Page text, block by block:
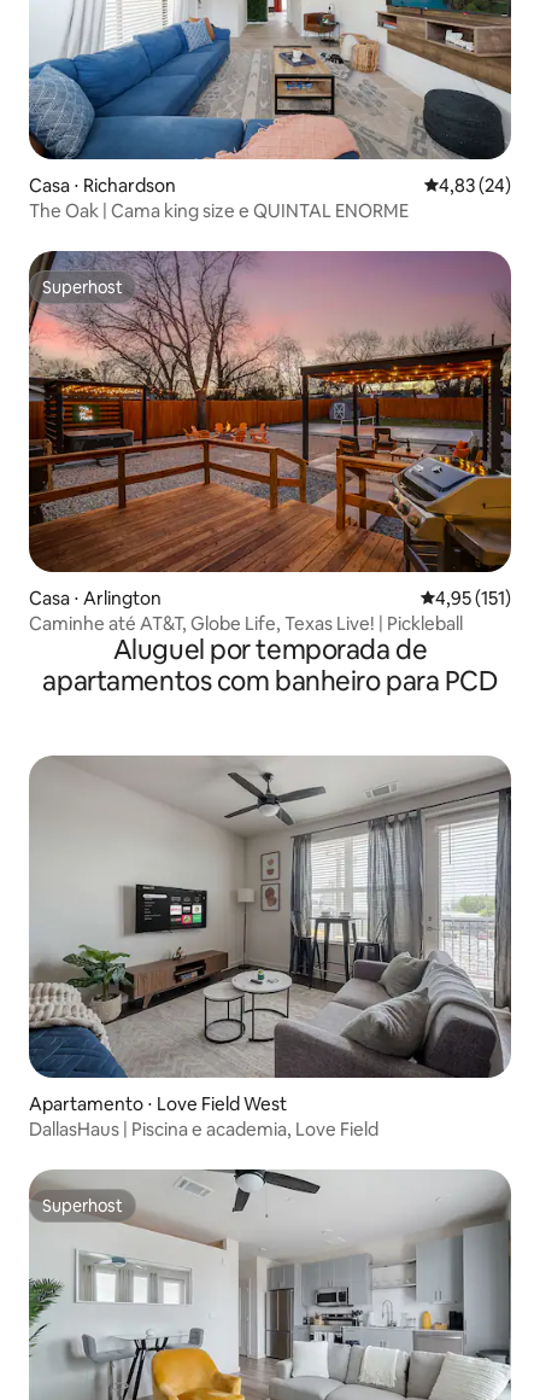
Casa ⋅ Richardson 4,83 de uma
4,83 (24)
The Oak | Cama king size e QUINTAL ENORME
Superhost
Superhost
Casa ⋅ Arlington 4,95 de uma
4,95 (151)
Caminhe até AT&T, Globe Life, Texas Live! | Pickleball
Aluguel por temporada de
apartamentos com banheiro para PCD
Apartamento ⋅ Love Field West
DallasHaus | Piscina e academia, Love Field
Superhost
Superhost